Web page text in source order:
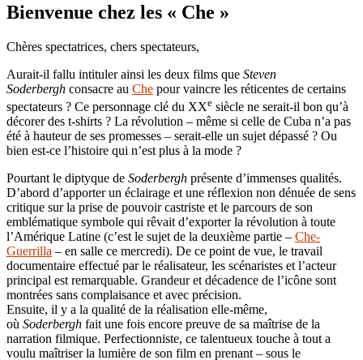
Bienvenue chez les « Che »
Chères spectatrices, chers spectateurs,
Aurait-il fallu intituler ainsi les deux films que Steven
Soderbergh consacre au Che pour vaincre les réticentes de certains
spectateurs ? Ce personnage clé du XXe siècle ne serait-il bon qu’à
décorer des t-shirts ? La révolution – même si celle de Cuba n’a pas
été à hauteur de ses promesses – serait-elle un sujet dépassé ? Ou
bien est-ce l’histoire qui n’est plus à la mode ?
Pourtant le diptyque de Soderbergh présente d’immenses qualités.
D’abord d’apporter un éclairage et une réflexion non dénuée de sens
critique sur la prise de pouvoir castriste et le parcours de son
emblématique symbole qui rêvait d’exporter la révolution à toute
l’Amérique Latine (c’est le sujet de la deuxième partie – Che-
Guerrilla – en salle ce mercredi). De ce point de vue, le travail
documentaire effectué par le réalisateur, les scénaristes et l’acteur
principal est remarquable. Grandeur et décadence de l’icône sont
montrées sans complaisance et avec précision.
Ensuite, il y a la qualité de la réalisation elle-même,
où Soderbergh fait une fois encore preuve de sa maîtrise de la
narration filmique. Perfectionniste, ce talentueux touche à tout a
voulu maîtriser la lumière de son film en prenant – sous le